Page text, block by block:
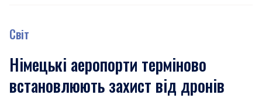
Світ
Німецькі аеропорти терміново
встановлюють захист від дронів